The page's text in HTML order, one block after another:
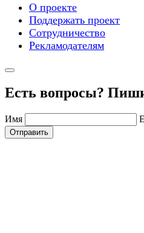
О проекте
Поддержать проект
Сотрудничество
Рекламодателям
Есть вопросы?
Имя